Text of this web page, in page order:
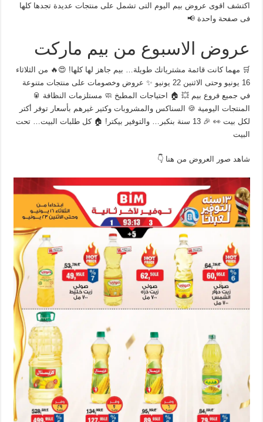
اكتشف اقوى عروض بيم اليوم التى تشمل على منتجات عديدة تجدها كلها
فى صفحة واحدة 📢
عروض الاسبوع من بيم ماركت
🛒 مهما كانت قائمة مشترياتك طويلة… بيم جاهز لها كلها! 😍🔥 من الثلاثاء
16 يونيو وحتى الاثنين 22 يونيو ✨ عروض وخصومات على منتجات متنوعة
في جميع فروع بيم 💥 🏠 احتياجات المطبخ 🧼 مستلزمات النظافة 🥫
المنتجات اليومية 🍪 السناكس والمشروبات وكتير غيرهم بأسعار توفر أكتر
لكل بيت 👀 🎉 13 سنة بنكبر… والتوفير بيكتر! 🏠 كل طلبات البيت… تحت
البيت
شاهد صور العروض من هنا 👇